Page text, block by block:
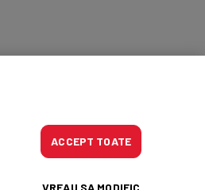
ACCEPT TOATE
VREAU SA MODIFIC